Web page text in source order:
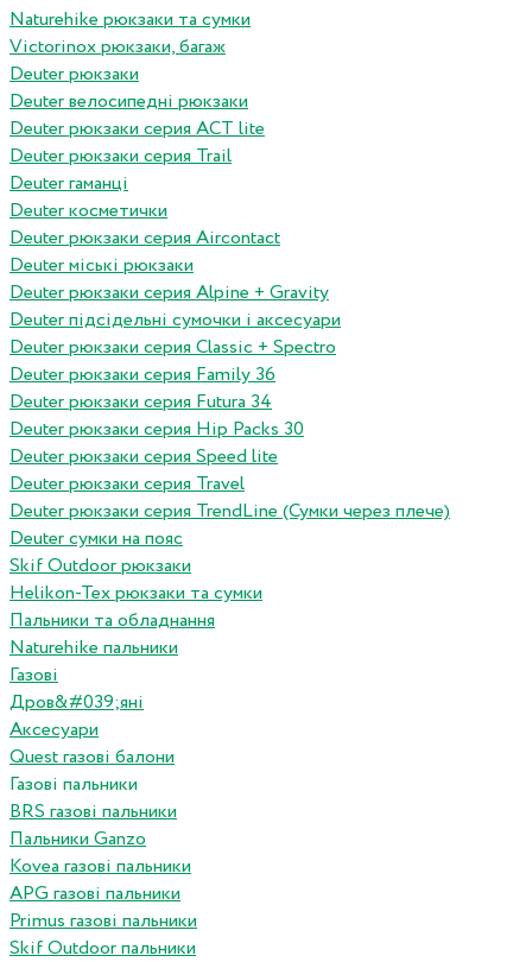
Naturehike рюкзаки та сумки
Victorinox рюкзаки, багаж
Deuter рюкзаки
Deuter велосипедні рюкзаки
Deuter рюкзаки серия ACT lite
Deuter рюкзаки серия Trail
Deuter гаманці
Deuter косметички
Deuter рюкзаки серия Aircontact
Deuter міські рюкзаки
Deuter рюкзаки серия Alpine + Gravity
Deuter підсідельні сумочки і аксесуари
Deuter рюкзаки серия Classic + Spectro
Deuter рюкзаки серия Family 36
Deuter рюкзаки серия Futura 34
Deuter рюкзаки серия Hip Packs 30
Deuter рюкзаки серия Speed lite
Deuter рюкзаки серия Travel
Deuter рюкзаки серия TrendLine (Сумки через плече)
Deuter сумки на пояс
Skif Outdoor рюкзаки
Helikon-Tex рюкзаки та сумки
Пальники та обладнання
Naturehike пальники
Газові
Дров&#039;яні
Аксесуари
Quest газові балони
Газові пальники
BRS газові пальники
Пальники Ganzo
Kovea газові пальники
APG газові пальники
Primus газові пальники
Skif Outdoor пальники